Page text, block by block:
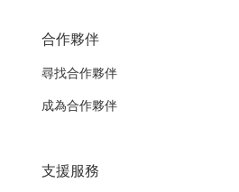
合作夥伴
尋找合作夥伴
成為合作夥伴
支援服務